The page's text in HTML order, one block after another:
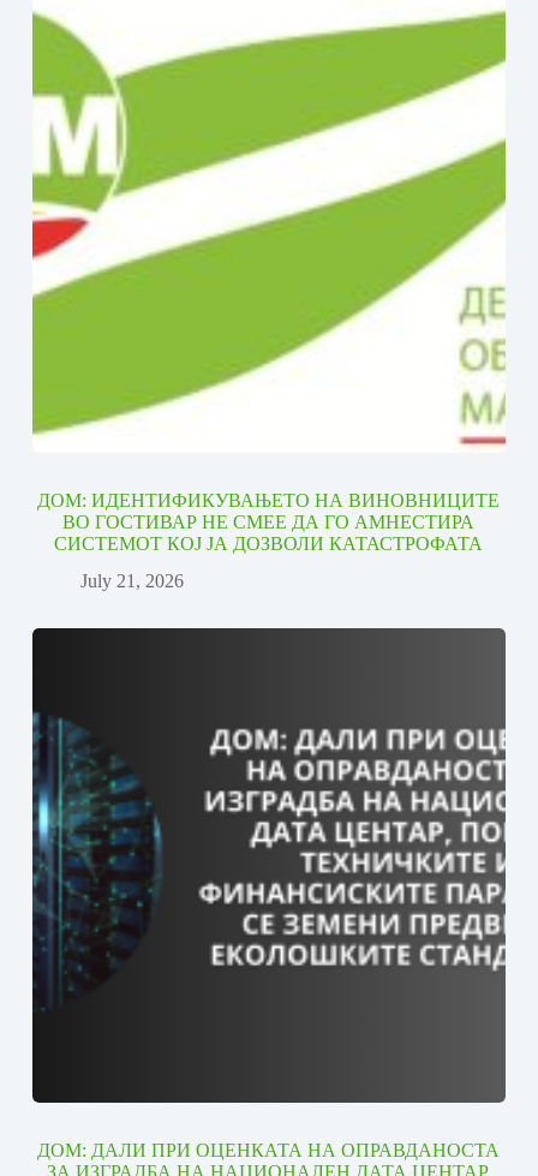
ДОМ: ИДЕНТИФИКУВАЊЕТО НА ВИНОВНИЦИТЕ
ВО ГОСТИВАР НЕ СМЕЕ ДА ГО АМНЕСТИРА
СИСТЕМОТ КОЈ ЈА ДОЗВОЛИ КАТАСТРОФАТА
July 21, 2026
ДОМ: ДАЛИ ПРИ ОЦЕНКАТА НА ОПРАВДАНОСТА
ЗА ИЗГРАДБА НА НАЦИОНАЛЕН ДАТА ЦЕНТАР,